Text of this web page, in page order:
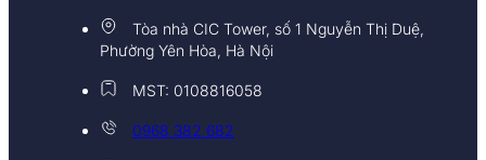
Tòa nhà CIC Tower, số 1 Nguyễn Thị Duệ,
Phường Yên Hòa, Hà Nội
MST: 0108816058
0968 382 682